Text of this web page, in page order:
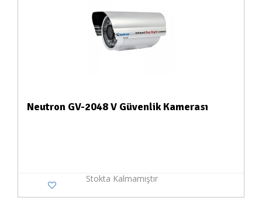
Neutron GV-2048 V Güvenlik Kamerası
Stokta Kalmamıştır